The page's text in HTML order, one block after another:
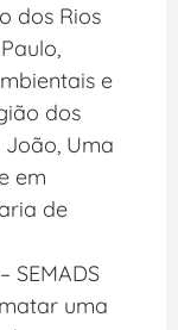
dos Rios
e
dos
Uma
em
de
SEMADS
uma